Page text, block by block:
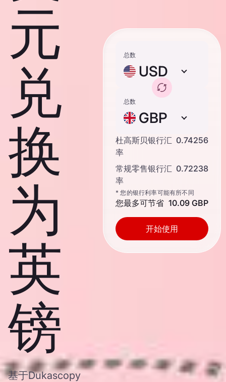
元
兑
换
为
英
镑
基于Dukascopy
总数
USD
总数
GBP
杜高斯贝银行汇
率
0.74256
常规零售银行汇
率
0.72238
* 您的银行利率可能有所不同
您最多可节省 10.09 GBP
开始使用